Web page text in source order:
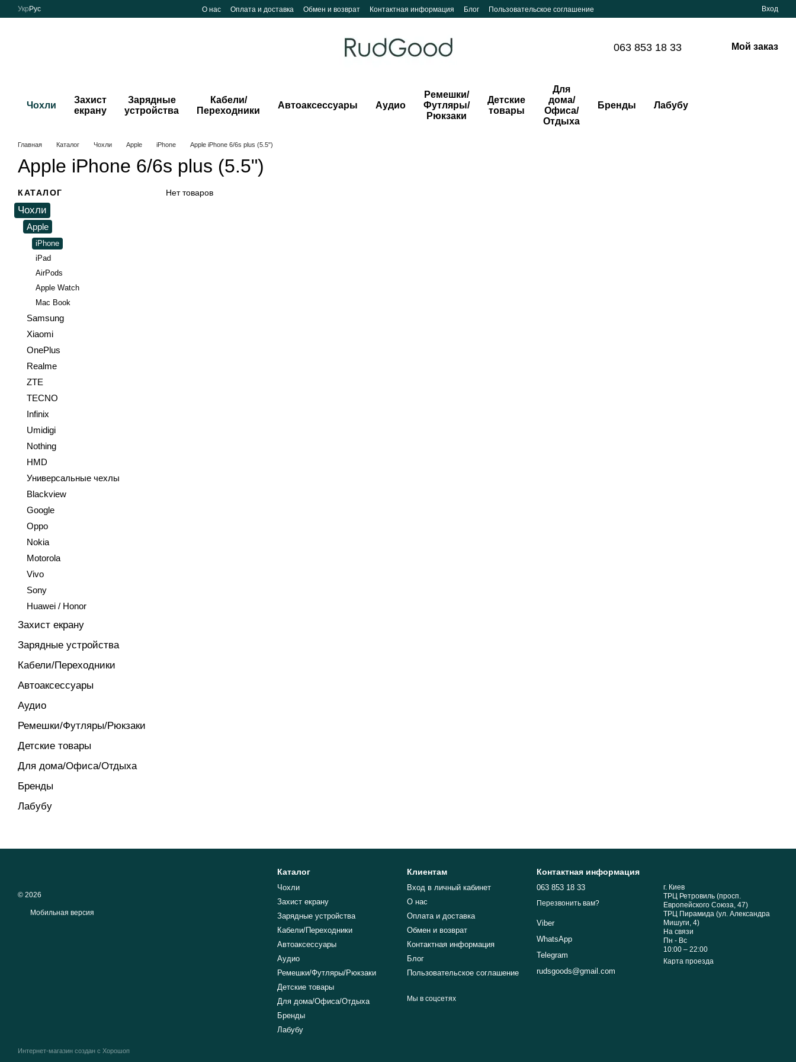
Перейти к основному контенту
Укр Рус О нас Оплата и доставка Обмен и возврат Контактная информация Блог Пользовательское соглашение Вход
063 853 18 33 Мой заказ
Чохли
Захист
екрану
Зарядные
устройства
Кабели/
Переходники
Автоаксессуары Аудио
Ремешки/
Футляры/
Рюкзаки
Детские
товары
Для
дома/
Офиса/
Отдыха
Бренды Лабубу
Главная Каталог Чохли Apple iPhone Apple iPhone 6/6s plus (5.5")
Apple iPhone 6/6s plus (5.5")
Нет товаров
КАТАЛОГ
Чохли
Apple
iPhone
iPad
AirPods
Apple Watch
Mac Book
Samsung
Xiaomi
OnePlus
Realme
ZTE
TECNO
Infinix
Umidigi
Nothing
HMD
Универсальные чехлы
Blackview
Google
Oppo
Nokia
Motorola
Vivo
Sony
Huawei / Honor
Захист екрану
Зарядные устройства
Кабели/Переходники
Автоаксессуары
Аудио
Ремешки/Футляры/Рюкзаки
Детские товары
Для дома/Офиса/Отдыха
Бренды
Лабубу
© 2026
Мобильная версия
Интернет-магазин создан с Хорошоп
Каталог
Чохли
Захист екрану
Зарядные устройства
Кабели/Переходники
Автоаксессуары
Аудио
Ремешки/Футляры/Рюкзаки
Детские товары
Для дома/Офиса/Отдыха
Бренды
Лабубу
Клиентам
Вход в личный кабинет
О нас
Оплата и доставка
Обмен и возврат
Контактная информация
Блог
Пользовательское соглашение
Мы в соцсетях
Контактная информация
063 853 18 33
Перезвонить вам?
Viber
WhatsApp
Telegram
rudsgoods@gmail.com
г. Киев
ТРЦ Ретровиль (просп.
Европейского Союза, 47)
ТРЦ Пирамида (ул. Александра
Мишуги, 4)
На связи
Пн - Вс
10:00 – 22:00
Карта проезда